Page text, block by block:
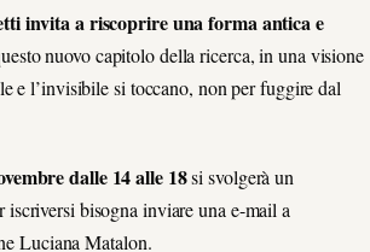
invita a riscoprire una forma antica e
nuovo capitolo della ricerca, in una visione
e l’invisibile si toccano, non per fuggire dal
dalle 14 alle 18si svolgerà un
iscriversi bisogna inviare una e-mail a
Luciana Matalon.